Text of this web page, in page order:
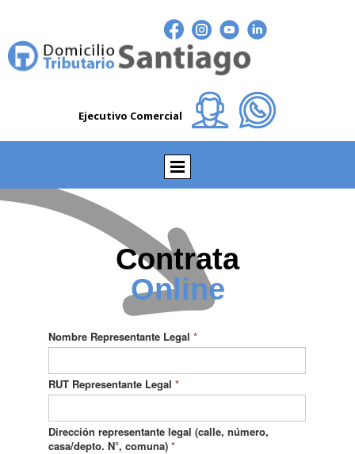
Ejecutivo Comercial
Contrata
Online
Nombre Representante Legal *
RUT Representante Legal *
Dirección representante legal (calle, número,
casa/depto. N°, comuna) *